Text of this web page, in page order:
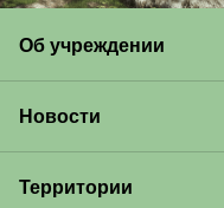
Об учреждении
Новости
Территории